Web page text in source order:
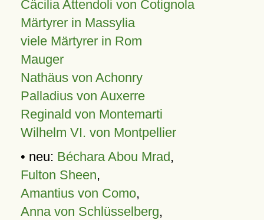
Cäcilia Attendoli von Cotignola
Märtyrer in Massylia
viele Märtyrer in Rom
Mauger
Nathäus von Achonry
Palladius von Auxerre
Reginald von Montemarti
Wilhelm VI. von Montpellier
• neu: Béchara Abou Mrad,
Fulton Sheen,
Amantius von Como,
Anna von Schlüsselberg,